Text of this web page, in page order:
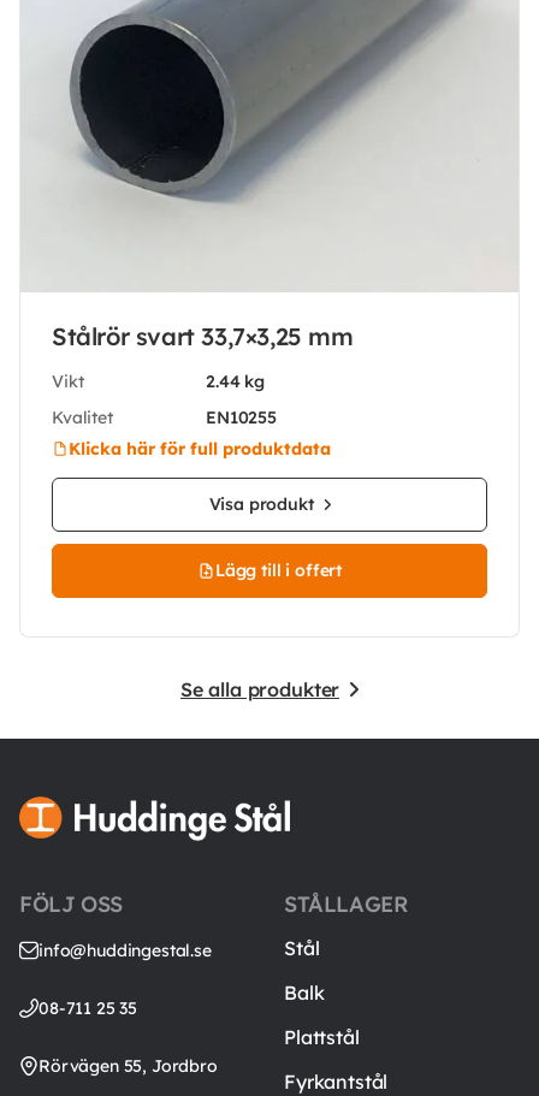
Stålrör svart 33,7×3,25 mm
Vikt
2.44 kg
Kvalitet
EN10255
Klicka här för full produktdata
Visa produkt
Lägg till i offert
Se alla produkter
FÖLJ OSS
info@huddingestal.se
08-711 25 35
Rörvägen 55, Jordbro
STÅLLAGER
Stål
Balk
Plattstål
Fyrkantstål